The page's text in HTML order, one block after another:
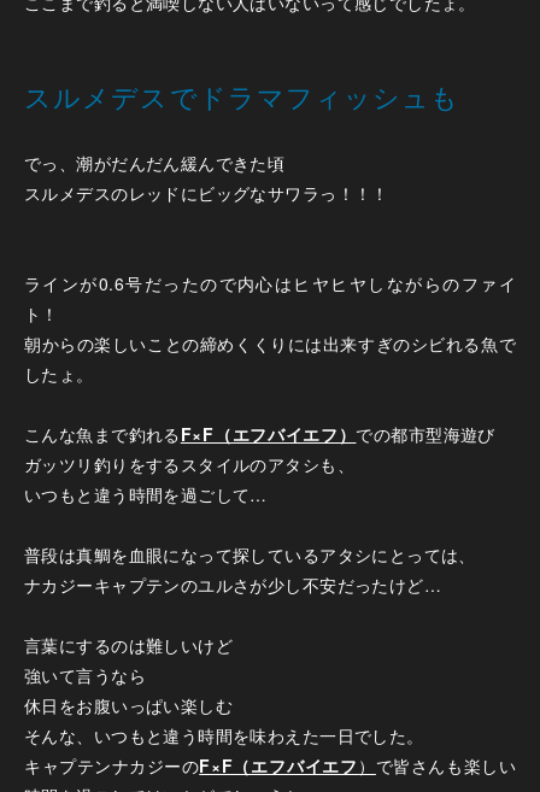
スルメデスでドラマフィッシュも
でっ、潮がだんだん緩んできた頃
スルメデスのレッドにビッグなサワラっ！！！
ラインが0.6号だったので内心はヒヤヒヤしながらのファイ
ト！
朝からの楽しいことの締めくくりには出来すぎのシビれる魚で
したょ。
こんな魚まで釣れる F×F（エフバイエフ） での都市型海遊び
ガッツリ釣りをするスタイルのアタシも、
いつもと違う時間を過ごして…
普段は真鯛を血眼になって探しているアタシにとっては、
ナカジーキャプテンのユルさが少し不安だったけど…
言葉にするのは難しいけど
強いて言うなら
休日をお腹いっぱい楽しむ
そんな、いつもと違う時間を味わえた一日でした。
キャプテンナカジーのF×F（エフバイエフ ） で皆さんも楽しい